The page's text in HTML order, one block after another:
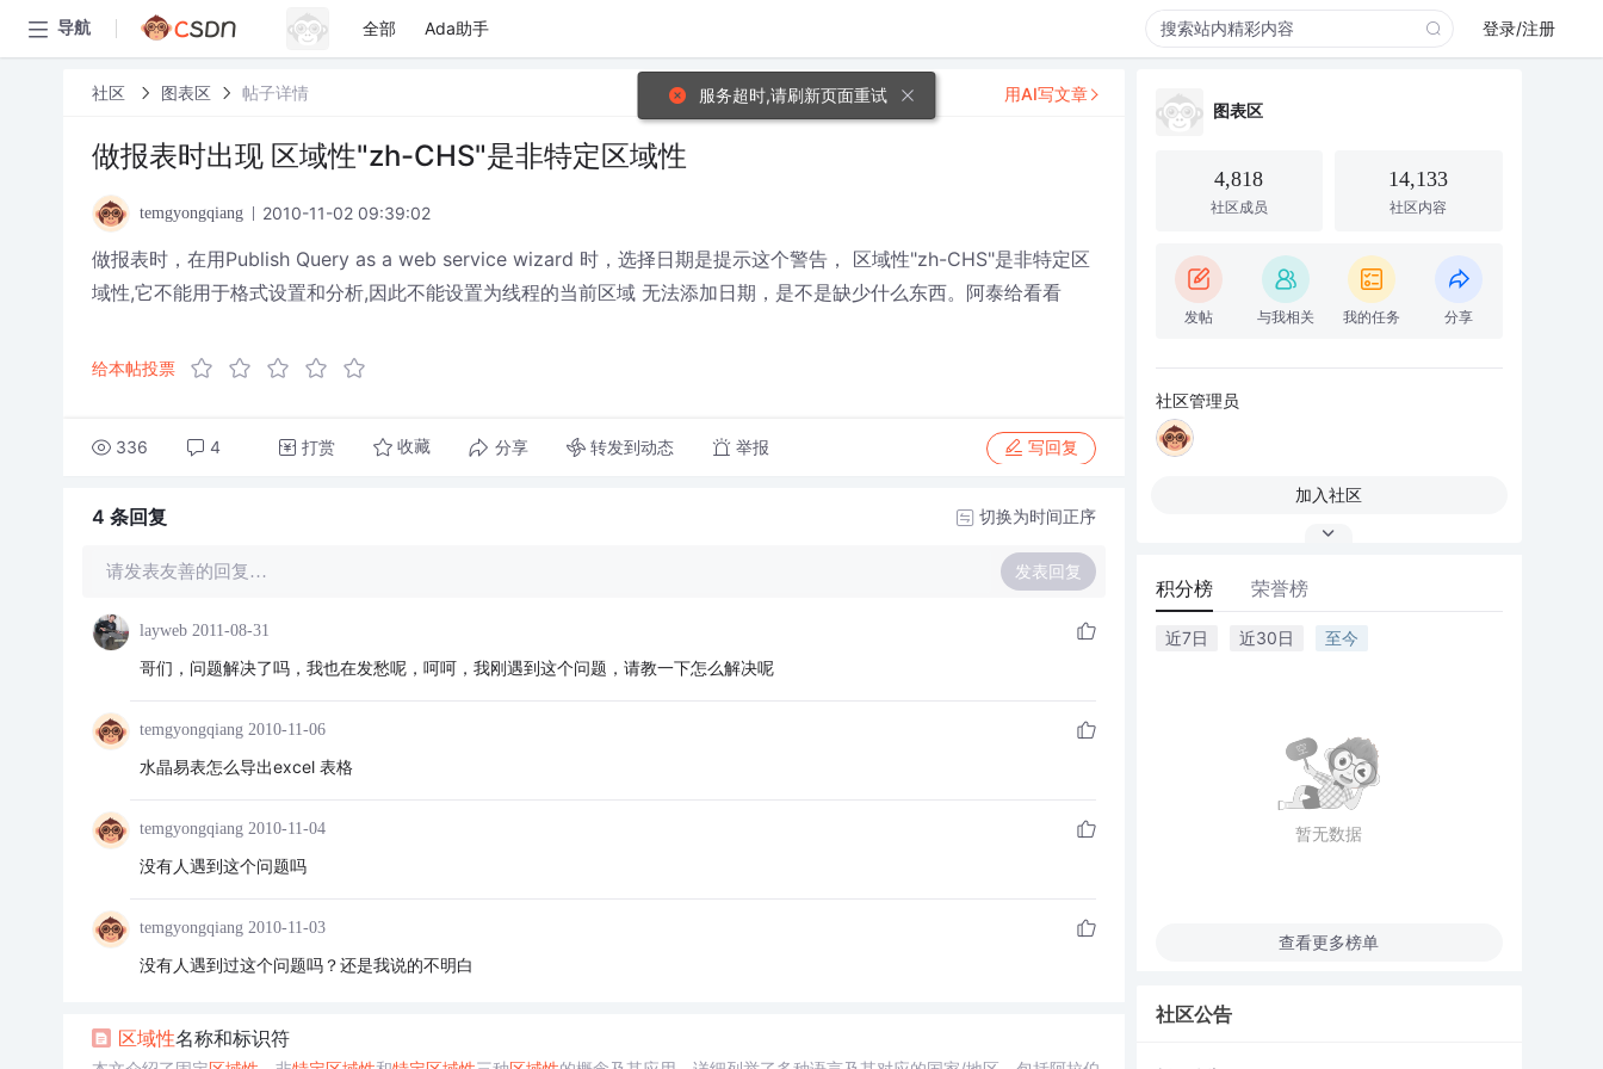
导航 全部 Ada助手 登录/注册
社区 图表区 帖子详情
做报表时出现 区域性"zh-CHS"是非特定区域性
temgyongqiang 2010-11-02 09:39:02
做报表时，在用Publish Query as a web service wizard 时，选择日期是提示这个警告， 区域性"zh-CHS"是非特定区
域性,它不能用于格式设置和分析,因此不能设置为线程的当前区域 无法添加日期，是不是缺少什么东西。阿泰给看看
给本帖投票
336 4 打赏 收藏 分享 转发到动态 举报 写回复
用AI写文章
4 条回复 切换为时间正序
请发表友善的回复… 发表回复
layweb 2011-08-31
哥们，问题解决了吗，我也在发愁呢，呵呵，我刚遇到这个问题，请教一下怎么解决呢
temgyongqiang 2010-11-06
水晶易表怎么导出excel 表格
temgyongqiang 2010-11-04
没有人遇到这个问题吗
temgyongqiang 2010-11-03
没有人遇到过这个问题吗？还是我说的不明白
区域性名称和标识符
图表区
4,818
社区成员
14,133
社区内容
发帖 与我相关 我的任务 分享
社区管理员
加入社区
积分榜 荣誉榜
近7日 近30日 至今
暂无数据
查看更多榜单
社区公告
服务超时,请刷新页面重试